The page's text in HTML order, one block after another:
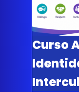
Curso